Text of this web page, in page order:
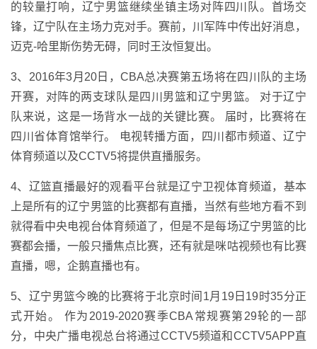
的较量打响，辽宁男篮继续坐镇主场对阵四川队。首场交
锋，辽宁队在主场力克对手。赛前，川军阵中传出好消息，
迈克-哈里斯伤势无碍，同时王汝恒复出。
3、2016年3月20日，CBA总决赛第五场将在四川队的主场
开赛，对阵的两支球队是四川男篮和辽宁男篮。 对于辽宁
队来说，这是一场背水一战的关键比赛。 届时，比赛将在
四川省体育馆举行。 电视转播方面，四川都市频道、辽宁
体育频道以及CCTV5将提供直播服务。
4、辽篮直播最好的观看平台就是辽宁卫视体育频道，基本
上是所有的辽宁男篮的比赛都有直播，当然有些地方看不到
就得看中央电视台体育频道了，但是不是每场辽宁男篮的比
赛都会播，一般只播焦点比赛，还有就是咪咕视频也有比赛
直播，嗯，企鹅直播也有。
5、辽宁男篮今晚的比赛将于北京时间1月19日19时35分正
式开始。 作为2019-2020赛季CBA常规赛第29轮的一部
分，中央广播电视总台将通过CCTV5频道和CCTV5APP直